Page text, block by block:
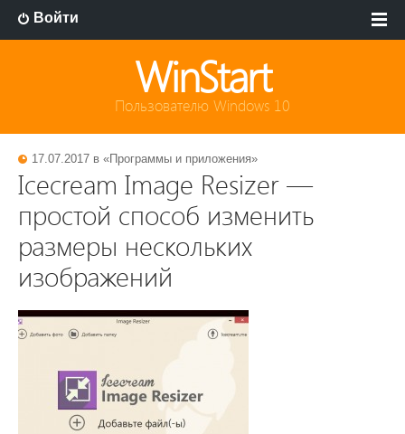
Войти
WinStart
Пользователю Windows 10
17.07.2017 в «Программы и приложения»
Icecream Image Resizer —
простой способ изменить
размеры нескольких
изображений